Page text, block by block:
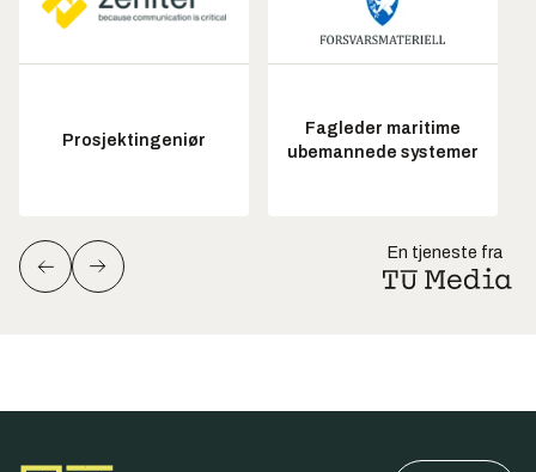
Prosjektingeniør
Fagleder maritime
ubemannede systemer
En tjeneste fra